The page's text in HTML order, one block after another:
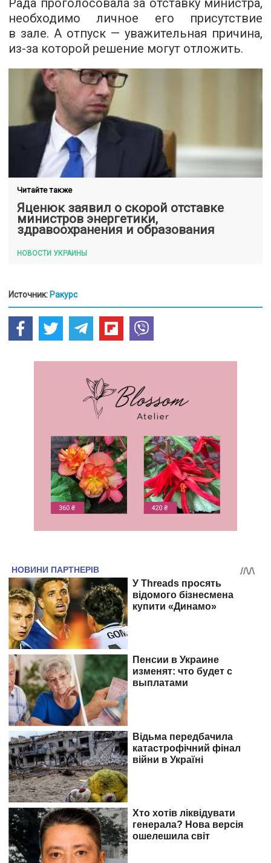
Рада проголосовала за отставку министра,
необходимо личное его присутствие
в зале. А отпуск — уважительная причина,
из-за которой решение могут отложить.
Читайте также
Яценюк заявил о скорой отставке
министров энергетики,
здравоохранения и образования
НОВОСТИ УКРАИНЫ
Источник: Ракурс